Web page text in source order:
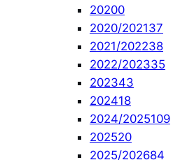
20200
2020/202137
2021/202238
2022/202335
202343
202418
2024/2025109
202520
2025/202684